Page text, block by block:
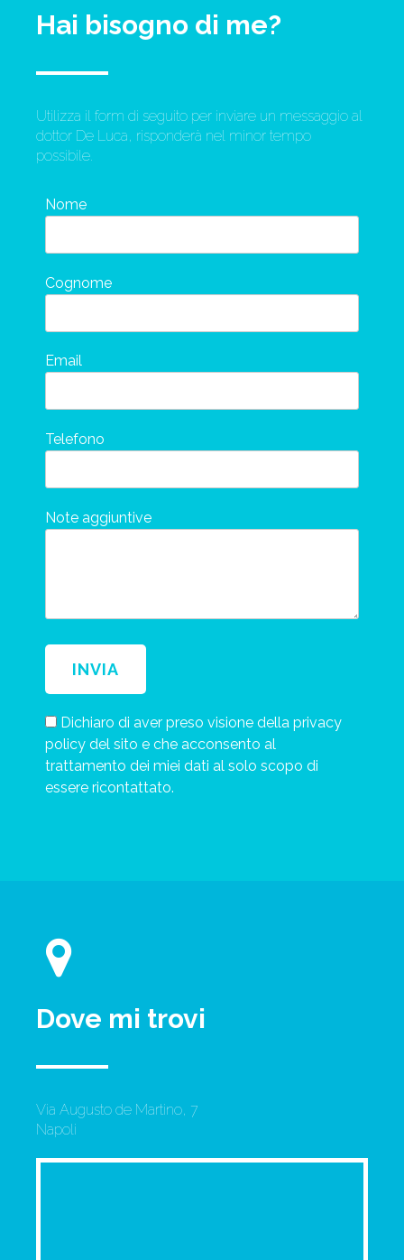
Hai bisogno di me?
Utilizza il form di seguito per inviare un messaggio al
dottor De Luca, risponderà nel minor tempo
possibile.
Nome
Cognome
Email
Telefono
Note aggiuntive
Dichiaro di aver preso visione della privacy
policy del sito e che acconsento al
trattamento dei miei dati al solo scopo di
essere ricontattato.
Dove mi trovi
Via Augusto de Martino, 7
Napoli